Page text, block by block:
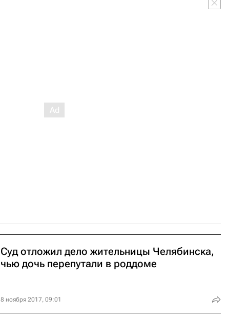
Суд отложил дело жительницы Челябинска,
чью дочь перепутали в роддоме
8 ноября 2017, 09:01